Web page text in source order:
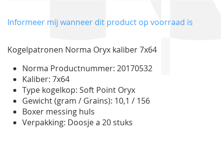
van
gallerij
Informeer mij wanneer dit product op voorraad is
Kogelpatronen Norma Oryx kaliber 7x64
Norma Productnummer: 20170532
Kaliber: 7x64
Type kogelkop: Soft Point Oryx
Gewicht (gram / Grains): 10,1 / 156
Boxer messing huls
Verpakking: Doosje a 20 stuks